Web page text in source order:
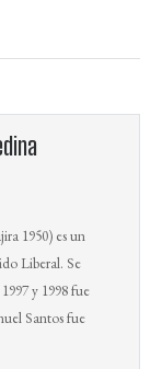
1950) es un
Liberal. Se
y 1998 fue
Santos fue